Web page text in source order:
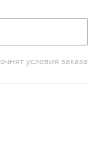
условия заказа